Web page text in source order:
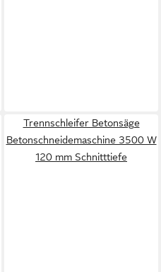
Trennschleifer Betonsäge
Betonschneidemaschine 3500 W
120 mm Schnitttiefe